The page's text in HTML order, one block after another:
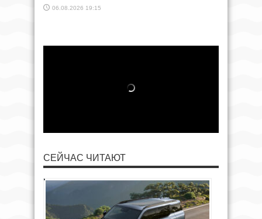
06.08.2026 19:15
СЕЙЧАС ЧИТАЮТ